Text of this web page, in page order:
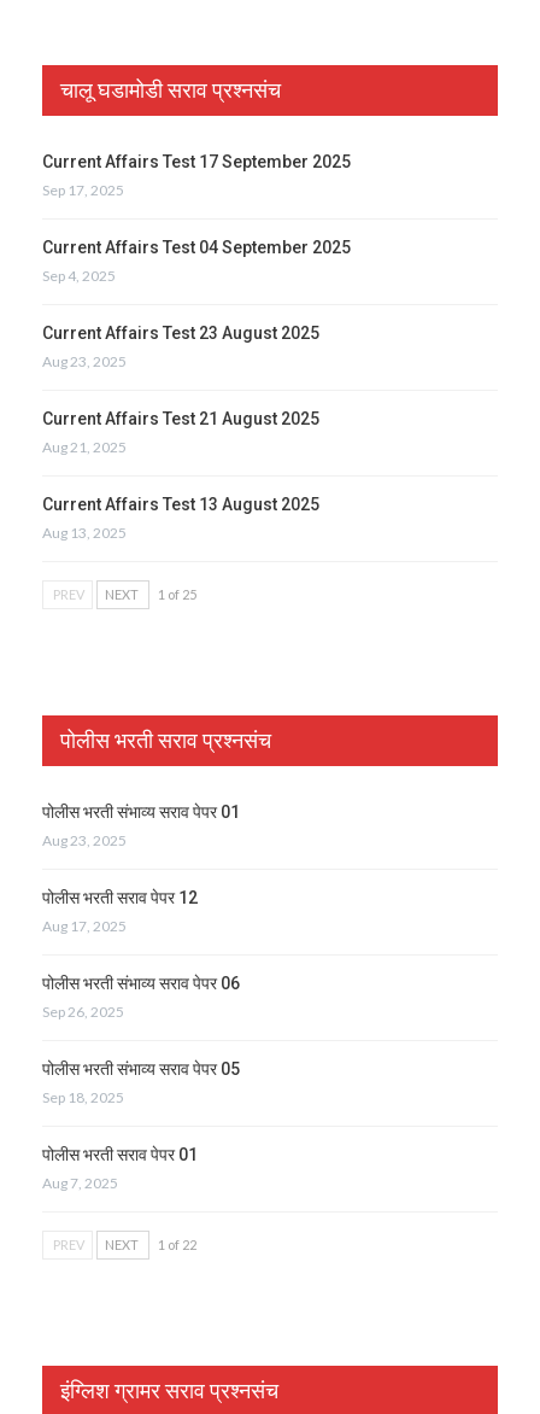
चालू घडामोडी सराव प्रश्नसंच
Current Affairs Test 17 September 2025
Sep 17, 2025
Current Affairs Test 04 September 2025
Sep 4, 2025
Current Affairs Test 23 August 2025
Aug 23, 2025
Current Affairs Test 21 August 2025
Aug 21, 2025
Current Affairs Test 13 August 2025
Aug 13, 2025
PREV NEXT 1 of 25
पोलीस भरती सराव प्रश्नसंच
पोलीस भरती संभाव्य सराव पेपर 01
Aug 23, 2025
पोलीस भरती सराव पेपर 12
Aug 17, 2025
पोलीस भरती संभाव्य सराव पेपर 06
Sep 26, 2025
पोलीस भरती संभाव्य सराव पेपर 05
Sep 18, 2025
पोलीस भरती सराव पेपर 01
Aug 7, 2025
PREV NEXT 1 of 22
इंग्लिश ग्रामर सराव प्रश्नसंच